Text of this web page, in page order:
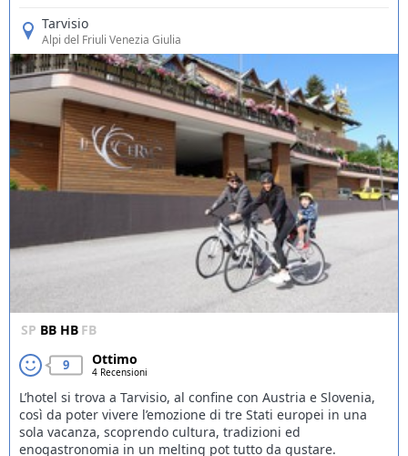
Tarvisio
Alpi del Friuli Venezia Giulia
SP BB HB FB
9 Ottimo
4 Recensioni
L’hotel si trova a Tarvisio, al confine con Austria e Slovenia,
così da poter vivere l’emozione di tre Stati europei in una
sola vacanza, scoprendo cultura, tradizioni ed
enogastronomia in un melting pot tutto da gustare.